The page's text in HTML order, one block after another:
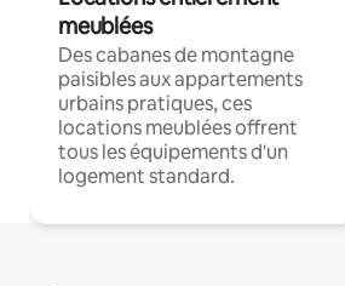
meublées
Des cabanes de montagne
paisibles aux appartements
urbains pratiques, ces
locations meublées offrent
tous les équipements d'un
logement standard.